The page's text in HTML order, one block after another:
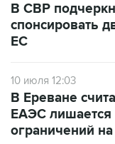
В СВР
спонсировать
ЕС
10 июля 12:03
В Ереване
ЕАЭС лишается
ограничений